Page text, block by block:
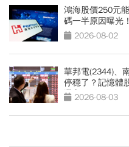
鴻海股價250元
碼一半原因曝光
2026-08-02
華邦電(2344)、
停穩了？記憶體
選它2026-08-03